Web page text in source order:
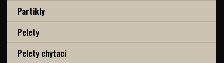
Partikly
Pelety
Pelety chytací